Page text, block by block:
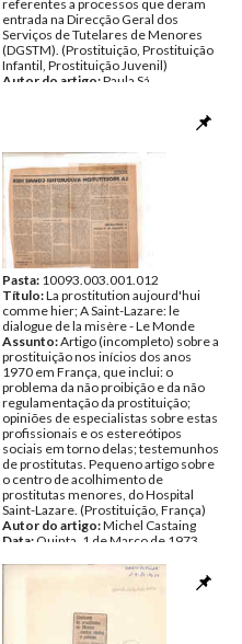
referentes a processos que deram
entrada na Direcção Geral dos
Serviços de Tutelares de Menores
(DGSTM). (Prostituição, Prostituição
Infantil, Prostituição Juvenil)
Autor do artigo:Paula Sá
Pasta: 10093.003.001.012
Título:La prostitution aujourd'hui
comme hier; A Saint-Lazare: le
dialogue de la misère - Le Monde
Assunto:Artigo (incompleto) sobre a
prostituição nos inícios dos anos
1970 em França, que inclui: o
problema da não proibição e da não
regulamentação da prostituição;
opiniões de especialistas sobre estas
profissionais e os estereótipos
sociais em torno delas; testemunhos
de prostitutas. Pequeno artigo sobre
o centro de acolhimento de
prostitutas menores, do Hospital
Saint-Lazare. (Prostituição, França)
Autor do artigo:Michel Castaing
Data: Quinta, 1 de Março de 1973
IMPRENSA